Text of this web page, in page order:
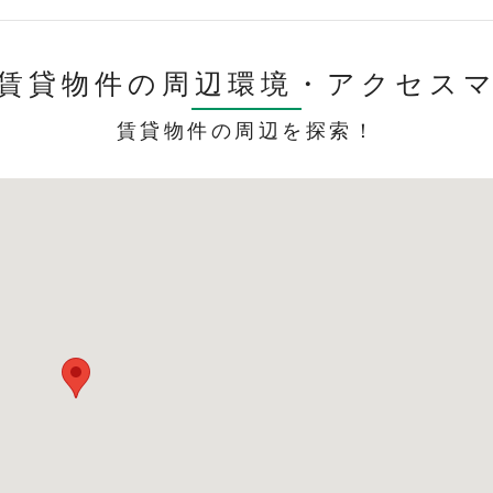
貸物件の周辺環境・ アクセス
賃貸物件の周辺を探索！